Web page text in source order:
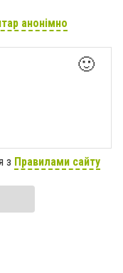
анонімно
🙂
з Правилами сайту